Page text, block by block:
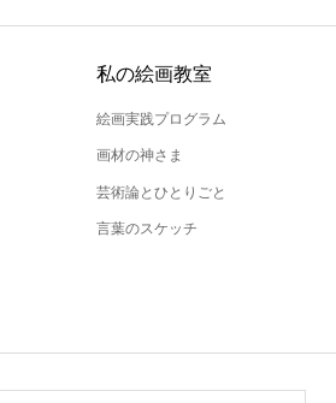
私の絵画教室
絵画実践プログラム
画材の神さま
芸術論とひとりごと
言葉のスケッチ